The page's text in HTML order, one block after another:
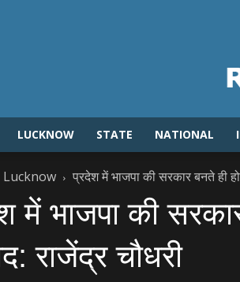
LUCKNOW STATE NATIONAL
Lucknow प्रदेश में भाजपा की सरकार बनते ही
में भाजपा की
राजेंद्र चौधरी